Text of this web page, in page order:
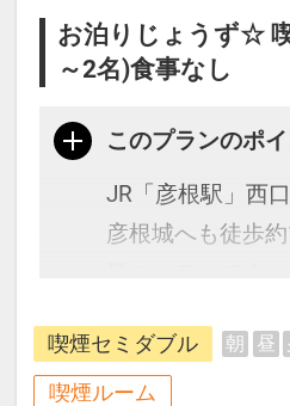
お泊りじょうず☆
～2名)食事なし
このプランのポ
JR「彦根駅」西
彦根城へも徒歩
群のホテルです。
Ｃ」より車で5分
備！
喫煙セミダブル 朝 昼
喫煙ルーム